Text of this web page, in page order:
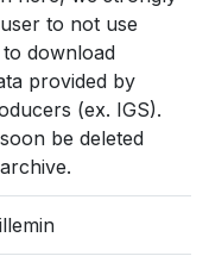
to not use
download
provided by
(ex. IGS).
be deleted